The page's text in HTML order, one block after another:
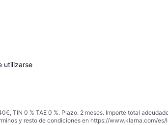
utilizarse
TIN 0 % TAE 0 %. Plazo: 2 meses. Importe total
y resto de condiciones en https://www.klarna.com/es/